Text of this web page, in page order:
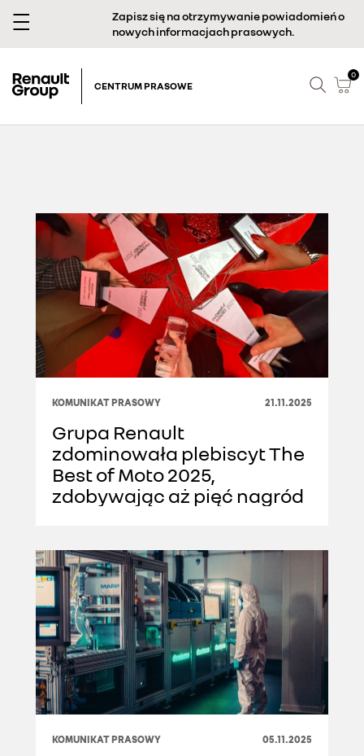
Zapisz się na otrzymywanie powiadomień o
nowych informacjach prasowych.
CENTRUM PRASOWE
0
KOMUNIKAT PRASOWY 21.11.2025
Grupa Renault
zdominowała plebiscyt The
Best of Moto 2025,
zdobywając aż pięć nagród
KOMUNIKAT PRASOWY 05.11.2025